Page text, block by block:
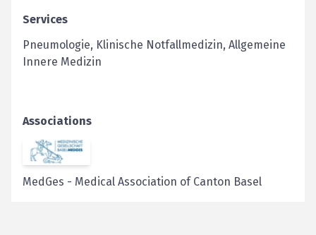
Services
Pneumologie, Klinische Notfallmedizin, Allgemeine
Innere Medizin
Associations
MedGes - Medical Association of Canton Basel